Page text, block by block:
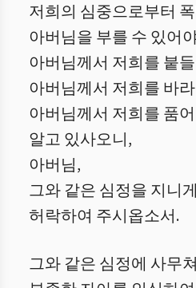
저희의 심중으로부터
아버님을 부를 수 있어
아버님께서 저희를 붙
아버님께서 저희를 바
아버님께서 저희를 품
알고 있사오니,
아버님,
그와 같은 심정을 지니게
허락하여 주시옵소서.
그와 같은 심정에 사무쳐